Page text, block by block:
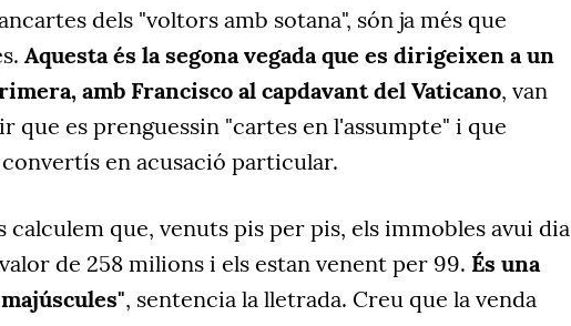
dels "voltors amb sotana", són ja més que
Aquesta és la segona vegada que es dirigeixen a un
amb Francisco al capdavant del Vaticano, van
que es prenguessin "cartes en l'assumpte" i que
convertís en acusació particular.
calculem que, venuts pis per pis, els immobles avui dia
de 258 milions i els estan venent per 99. És una
, sentencia la lletrada. Creu que la venda